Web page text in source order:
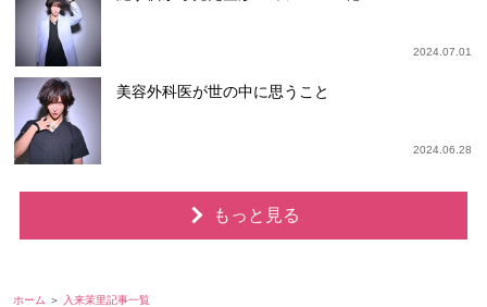
2024.07.01
美容外科医が世の中に思うこと
2024.06.28
もっと見る
ホーム 入来茉里記事一覧